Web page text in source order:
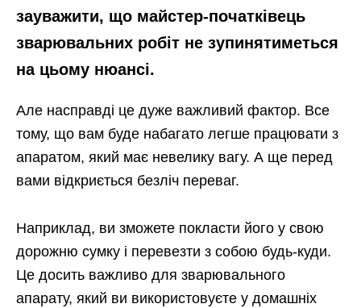
зауважити, що майстер-початківець
зварювальних робіт не зупинятиметься
на цьому нюансі.
Але насправді це дуже важливий фактор. Все
тому, що вам буде набагато легше працювати з
апаратом, який має невелику вагу. А ще перед
вами відкриється безліч переваг.
Наприклад, ви зможете покласти його у свою
дорожню сумку і перевезти з собою будь-куди.
Це досить важливо для зварювального
апарату, який ви використовуєте у домашніх